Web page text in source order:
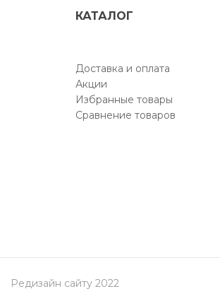
КАТАЛОГ
Доставка и оплата
Акции
Избранные товары
Сравнение товаров
Редизайн сайту 2022